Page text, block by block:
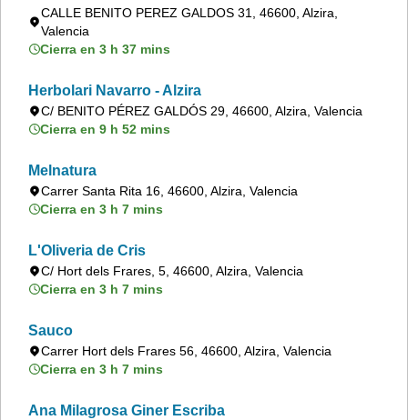
CALLE BENITO PEREZ GALDOS 31, 46600, Alzira,
Valencia
Cierra en 3 h 37 mins
Herbolari Navarro - Alzira
C/ BENITO PÉREZ GALDÓS 29, 46600, Alzira, Valencia
Cierra en 9 h 52 mins
Melnatura
Carrer Santa Rita 16, 46600, Alzira, Valencia
Cierra en 3 h 7 mins
L'Oliveria de Cris
C/ Hort dels Frares, 5, 46600, Alzira, Valencia
Cierra en 3 h 7 mins
Sauco
Carrer Hort dels Frares 56, 46600, Alzira, Valencia
Cierra en 3 h 7 mins
Ana Milagrosa Giner Escriba